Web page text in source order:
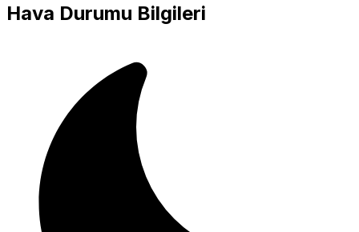
Hava Durumu Bilgileri